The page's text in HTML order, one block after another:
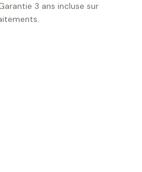
3 ans incluse sur